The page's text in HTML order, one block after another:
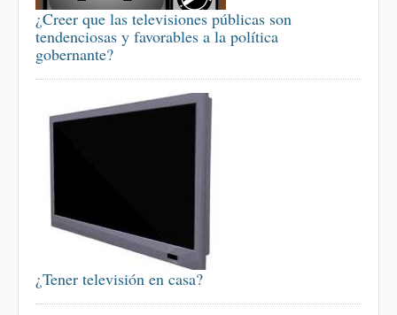
¿Creer que las televisiones públicas son
tendenciosas y favorables a la política
gobernante?
¿Tener televisión en casa?